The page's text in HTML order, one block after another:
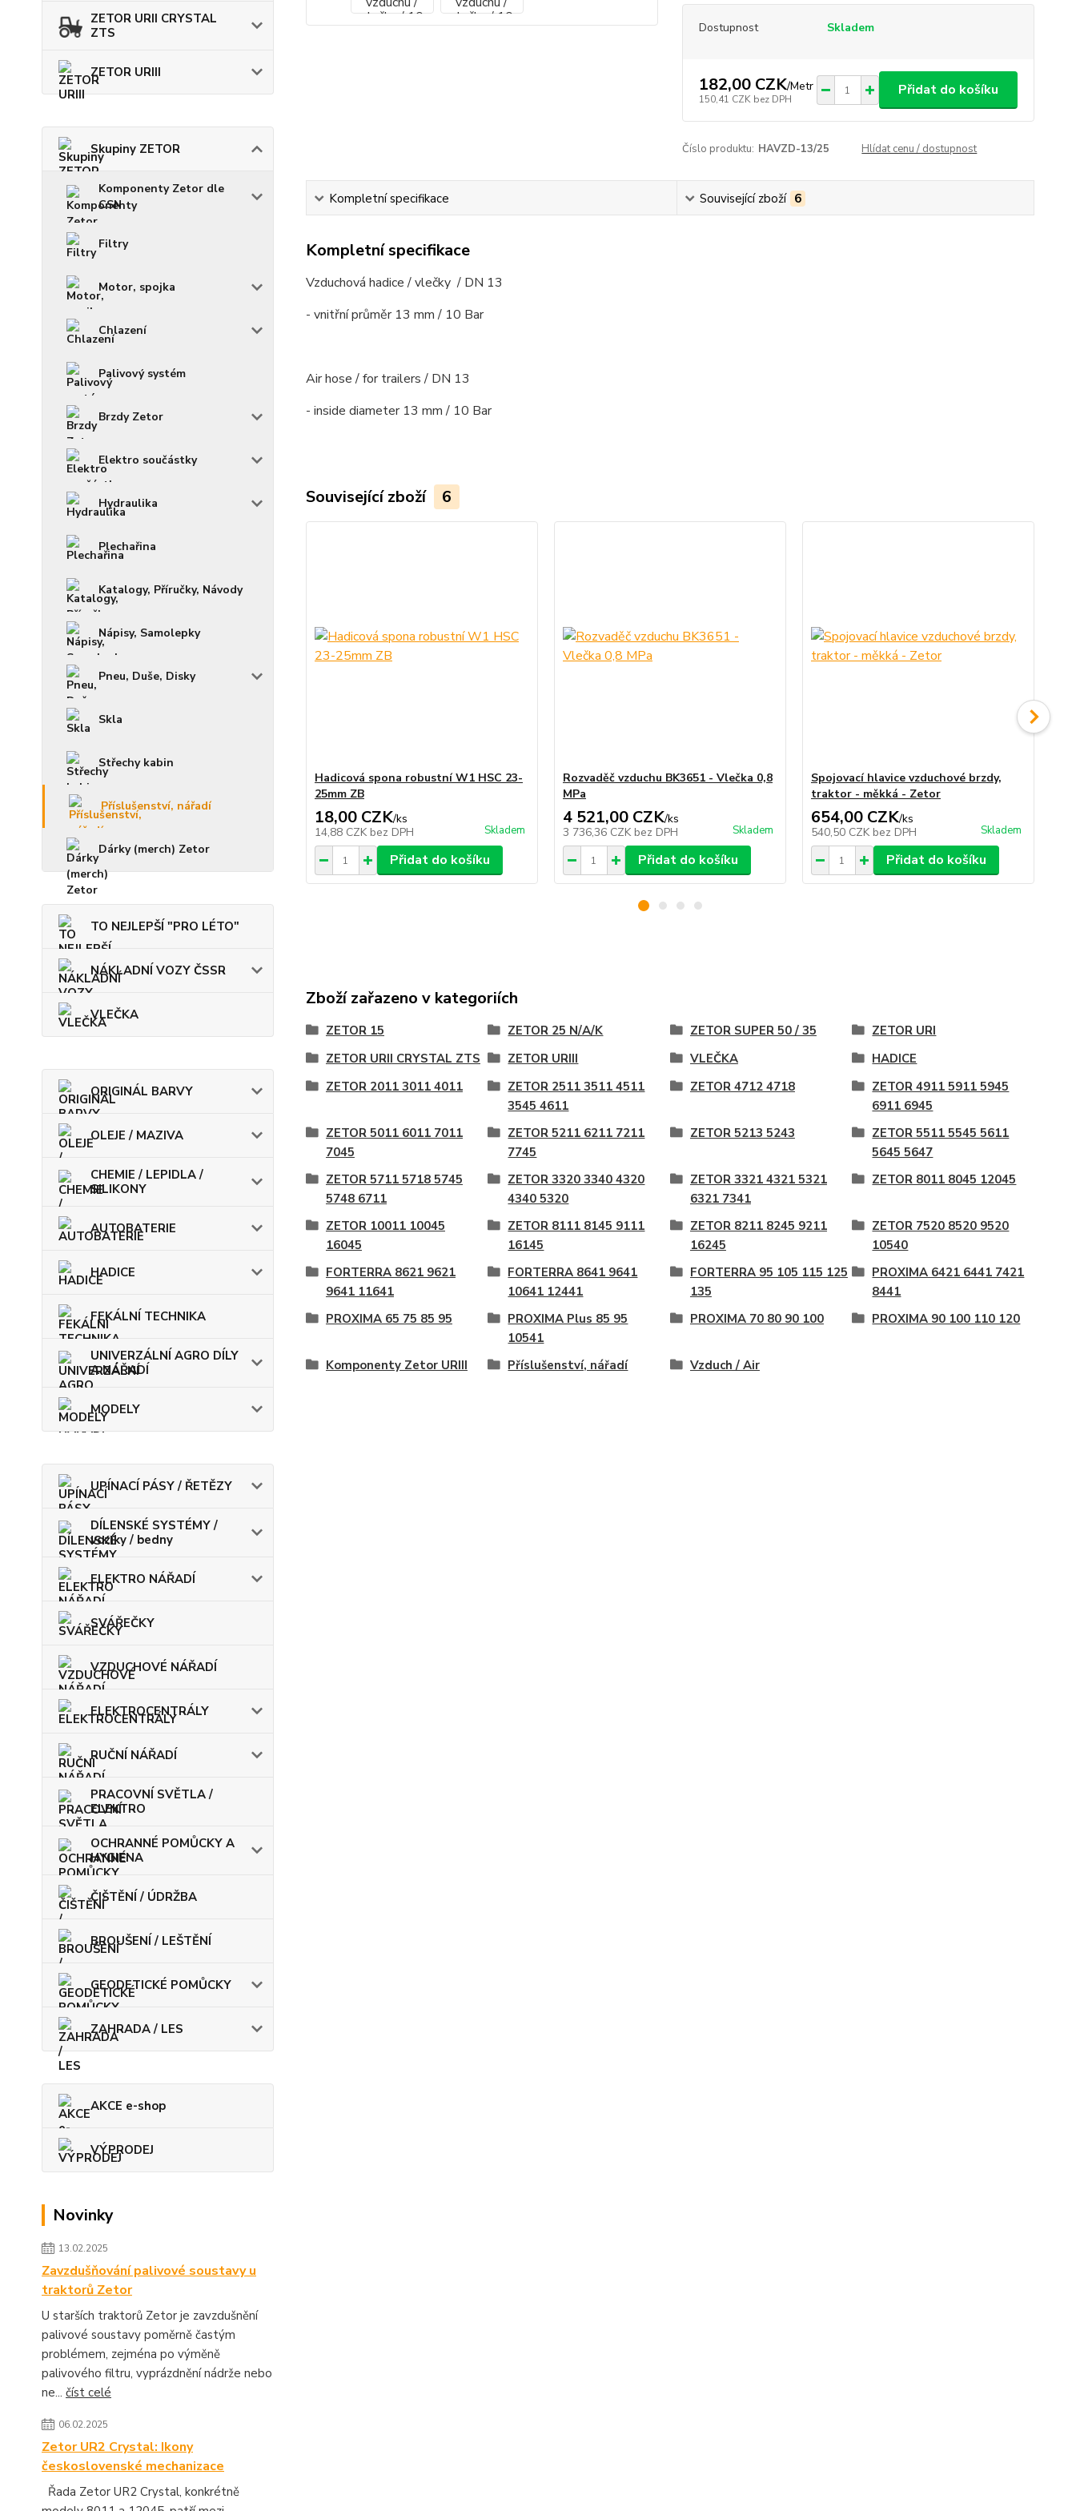
ZETOR URII CRYSTAL
ZTS
ZETOR URIII
Skupiny ZETOR
Komponenty Zetor dle
CSN
Filtry
Motor, spojka
Chlazení
Palivový systém
Brzdy Zetor
Elektro součástky
Hydraulika
Plechařina
Katalogy, Příručky, Návody
Nápisy, Samolepky
Pneu, Duše, Disky
Skla
Střechy kabin
Příslušenství, nářadí
Dárky (merch) Zetor
TO NEJLEPŠÍ "PRO LÉTO"
NÁKLADNÍ VOZY ČSSR
VLEČKA
ORIGINÁL BARVY
OLEJE / MAZIVA
CHEMIE / LEPIDLA /
SILIKONY
AUTOBATERIE
HADICE
FEKÁLNÍ TECHNIKA
UNIVERZÁLNÍ AGRO DÍLY
A NÁŘADÍ
MODELY
UPÍNACÍ PÁSY / ŘETĚZY
DÍLENSKÉ SYSTÉMY /
vozíky / bedny
ELEKTRO NÁŘADÍ
SVÁŘEČKY
VZDUCHOVÉ NÁŘADÍ
ELEKTROCENTRÁLY
RUČNÍ NÁŘADÍ
PRACOVNÍ SVĚTLA /
ELEKTRO
OCHRANNÉ POMŮCKY A
HYGIENA
ČIŠTĚNÍ / ÚDRŽBA
BROUŠENÍ / LEŠTĚNÍ
GEODETICKÉ POMŮCKY
ZAHRADA / LES
AKCE e-shop
VÝPRODEJ
Novinky
13.02.2025
Zavzdušňování palivové soustavy u
traktorů Zetor
U starších traktorů Zetor je zavzdušnění
palivové soustavy poměrně častým
problémem, zejména po výměně
palivového filtru, vyprázdnění nádrže nebo
ne... číst celé
06.02.2025
Zetor UR2 Crystal: Ikony
československé mechanizace
Řada Zetor UR2 Crystal, konkrétně
Dostupnost Skladem
182,00 CZK/Metr
150,41 CZK bez DPH
Přidat do košíku
Číslo produktu: HAVZD-13/25 Hlídat cenu / dostupnost
Kompletní specifikace Související zboží 6
Kompletní specifikace
Vzduchová hadice / vlečky / DN 13
- vnitřní průměr 13 mm / 10 Bar
Air hose / for trailers / DN 13
- inside diameter 13 mm / 10 Bar
Související zboží 6
Hadicová spona robustní W1 HSC 23-
25mm ZB
18,00 CZK/ks
14,88 CZK bez DPH Skladem
Přidat do košíku
Rozvaděč vzduchu BK3651 - Vlečka 0,8
MPa
4 521,00 CZK/ks
3 736,36 CZK bez DPH Skladem
Přidat do košíku
Spojovací hlavice vzduchové brzdy,
traktor - měkká - Zetor
654,00 CZK/ks
540,50 CZK bez DPH Skladem
Přidat do košíku
Zboží zařazeno v kategoriích
ZETOR 15 ZETOR 25 N/A/K ZETOR SUPER 50 / 35
ZETOR URI
ZETOR URII CRYSTAL ZTS
ZETOR URIII VLEČKA
HADICE
ZETOR 2011 3011 4011
ZETOR 2511 3511 4511
3545 4611
ZETOR 4712 4718
ZETOR 4911 5911 5945
6911 6945
ZETOR 5011 6011 7011
7045
ZETOR 5211 6211 7211
7745
ZETOR 5213 5243
ZETOR 5511 5545 5611
5645 5647
ZETOR 5711 5718 5745
5748 6711
ZETOR 3320 3340 4320
4340 5320
ZETOR 3321 4321 5321
6321 7341
ZETOR 8011 8045 12045
ZETOR 10011 10045
16045
ZETOR 8111 8145 9111
16145
ZETOR 8211 8245 9211
16245
ZETOR 7520 8520 9520
10540
FORTERRA 8621 9621
9641 11641
FORTERRA 8641 9641
10641 12441
FORTERRA 95 105 115 125
135
PROXIMA 6421 6441 7421
8441
PROXIMA 65 75 85 95
PROXIMA Plus 85 95
10541
PROXIMA 70 80 90 100 PROXIMA 90 100 110 120
Komponenty Zetor URIII Příslušenství, nářadí Vzduch / Air